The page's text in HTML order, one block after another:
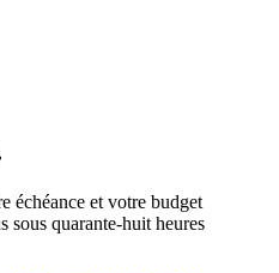
échéance et votre budget
sous quarante-huit heures